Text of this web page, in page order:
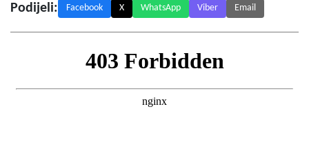
Podijeli: Facebook X WhatsApp Viber Email